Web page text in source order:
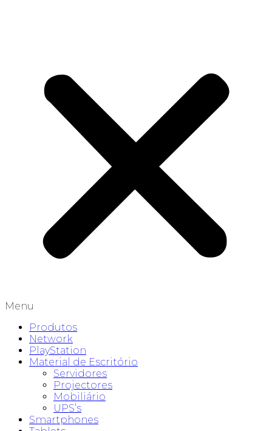
Menu
Produtos
Network
PlayStation
Material de Escritório
Servidores
Projectores
Mobiliário
UPS’s
Smartphones